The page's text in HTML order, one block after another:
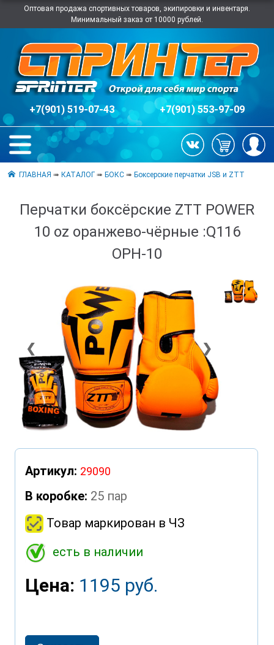
Оптовая продажа спортивных товаров, экипировки и инвентаря.
Минимальный заказ от 10000 рублей.
+7(901) 519-07-43 +7(901) 553-97-09
ГЛАВНАЯ ➠КАТАЛОГ ➠БОКС ➠Боксерские перчатки JSB и ZTT
Перчатки боксёрские ZTT POWER
10 oz оранжево-чёрные :Q116
ОРН-10
❮ ❯
Артикул: 29090
В коробке: 25 пар
Товар маркирован в ЧЗ
есть в наличии
Цена: 1195 руб.